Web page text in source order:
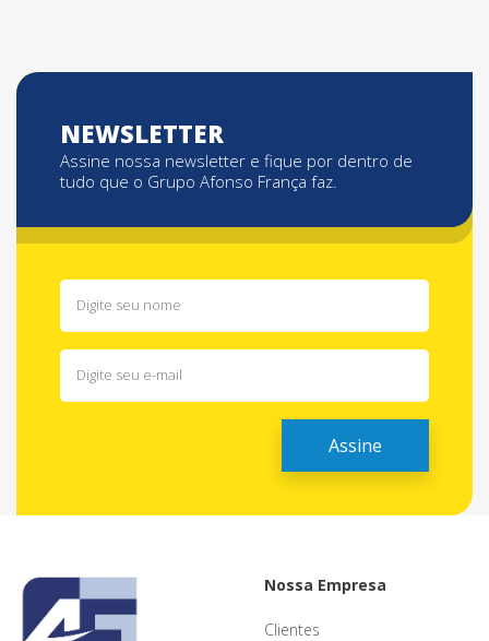
NEWSLETTER
Assine nossa newsletter e fique por dentro de
tudo que o Grupo Afonso França faz.
Nossa Empresa
Clientes